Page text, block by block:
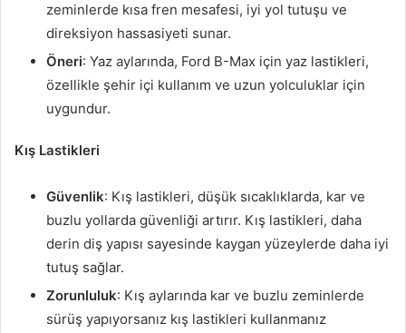
zeminlerde kısa fren mesafesi, iyi yol tutuşu ve
direksiyon hassasiyeti sunar.
Öneri: Yaz aylarında, Ford B-Max için yaz lastikleri,
özellikle şehir içi kullanım ve uzun yolculuklar için
uygundur.
Kış Lastikleri
Güvenlik: Kış lastikleri, düşük sıcaklıklarda, kar ve
buzlu yollarda güvenliği artırır. Kış lastikleri, daha
derin diş yapısı sayesinde kaygan yüzeylerde daha iyi
tutuş sağlar.
Zorunluluk: Kış aylarında kar ve buzlu zeminlerde
sürüş yapıyorsanız kış lastikleri kullanmanız